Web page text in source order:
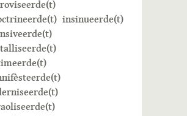
insinueerde(t)